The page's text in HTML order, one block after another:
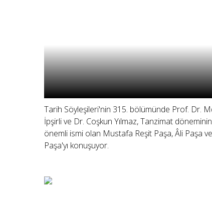
Tarih Söyleşileri'nin 315. bölümünde Prof. Dr.
İpşirli ve Dr. Coşkun Yılmaz, Tanzimat
önemli ismi olan Mustafa Reşit Paşa, Âli Paşa
Paşa'yı konuşuyor.